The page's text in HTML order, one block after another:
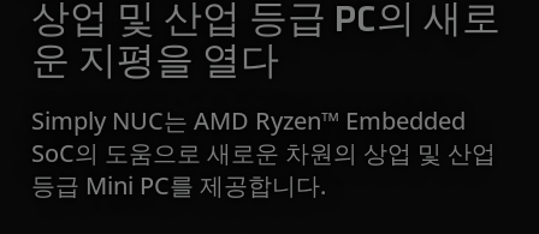
상업 및 산업 등급 PC의 새로
운 지평을 열다
Simply NUC는 AMD Ryzen™ Embedded
SoC의 도움으로 새로운 차원의 상업 및 산업
등급 Mini PC를 제공합니다.